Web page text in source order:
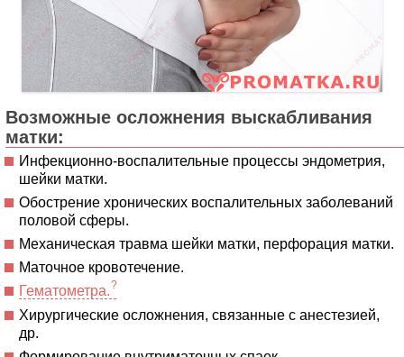
Возможные осложнения выскабливания
матки:
Инфекционно-воспалительные процессы эндометрия,
шейки матки.
Обострение хронических воспалительных заболеваний
половой сферы.
Механическая травма шейки матки, перфорация матки.
Маточное кровотечение.
Гематометра.
Хирургические осложнения, связанные с анестезией,
др.